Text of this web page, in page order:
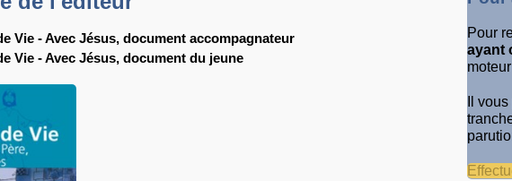
Vie - Avec Jésus, document accompagnateur
Vie - Avec Jésus, document du jeune
Pour
ayant
Il